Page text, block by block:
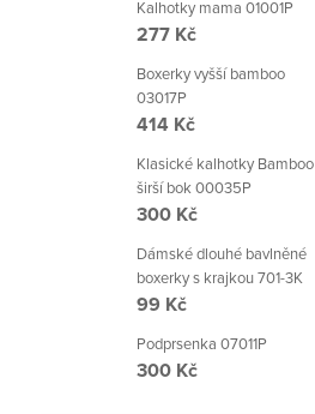
Kalhotky mama 01001P
277 Kč
Boxerky vyšší bamboo
03017P
414 Kč
Klasické kalhotky Bamboo
širší bok 00035P
300 Kč
Dámské dlouhé bavlněné
boxerky s krajkou 701-3K
99 Kč
Podprsenka 07011P
300 Kč